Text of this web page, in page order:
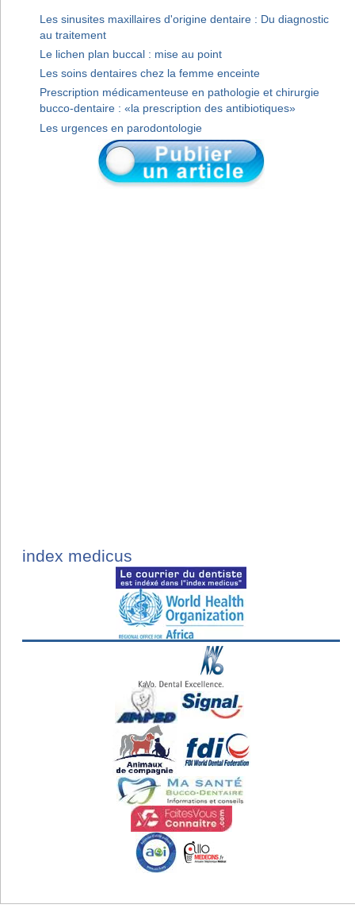
Les sinusites maxillaires d'origine dentaire : Du diagnostic
au traitement
Le lichen plan buccal : mise au point
Les soins dentaires chez la femme enceinte
Prescription médicamenteuse en pathologie et chirurgie
bucco-dentaire : «la prescription des antibiotiques»
Les urgences en parodontologie
index medicus